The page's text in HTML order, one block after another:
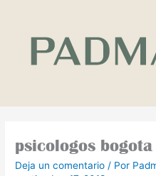
contenido
psicologos
Deja un comentario / Por